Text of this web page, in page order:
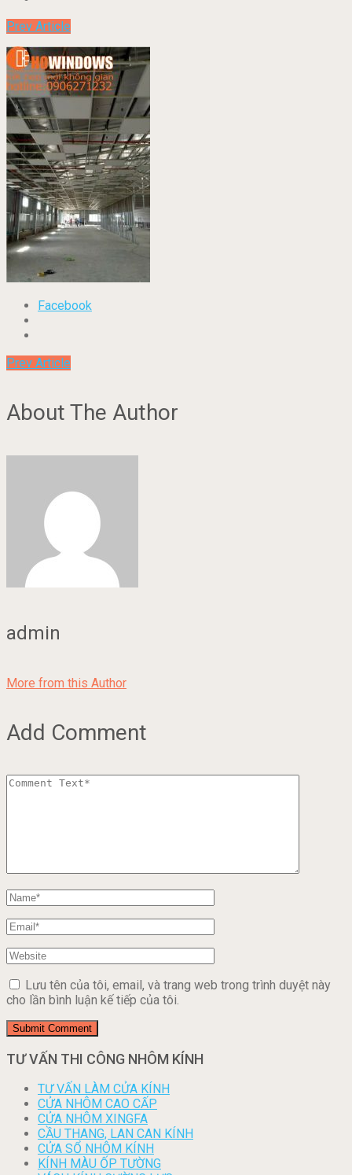
Prev Article
Facebook
Prev Article
About The Author
admin
More from this Author
Add Comment
Lưu tên của tôi, email, và trang web trong trình duyệt này
cho lần bình luận kế tiếp của tôi.
TƯ VẤN THI CÔNG NHÔM KÍNH
TƯ VẤN LÀM CỬA KÍNH
CỬA NHÔM CAO CẤP
CỬA NHÔM XINGFA
CẦU THANG, LAN CAN KÍNH
CỬA SỔ NHÔM KÍNH
KÍNH MÀU ỐP TƯỜNG